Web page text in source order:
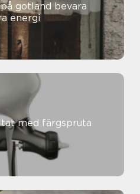
bevara
energi
med färgspruta